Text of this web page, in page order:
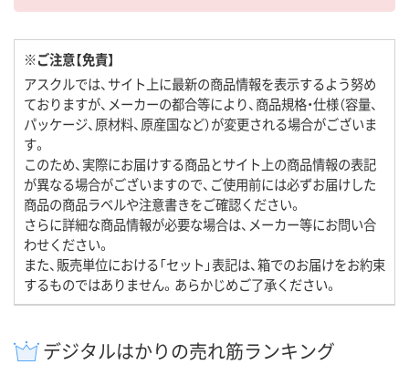
※ご注意【免責】
アスクルでは、サイト上に最新の商品情報を表示するよう努め
ておりますが、メーカーの都合等により、商品規格・仕様（容量、
パッケージ、原材料、原産国など）が変更される場合がございま
す。
このため、実際にお届けする商品とサイト上の商品情報の表記
が異なる場合がございますので、ご使用前には必ずお届けした
商品の商品ラベルや注意書きをご確認ください。
さらに詳細な商品情報が必要な場合は、メーカー等にお問い合
わせください。
また、販売単位における「セット」表記は、箱でのお届けをお約束
するものではありません。あらかじめご了承ください。
デジタルはかりの売れ筋ランキング